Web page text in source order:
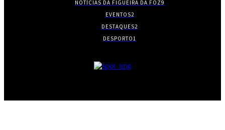
NOTÍCIAS DA FIGUEIRA DA FOZ9
EVENTOS2
DESTAQUES2
DESPORTO1